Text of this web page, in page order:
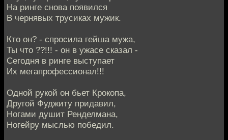
На ринге снова появился
В чернявых трусиках мужик.
Кто он? - спросила гейша мужа,
Ты что ??!!! - он в ужасе сказал -
Сегодня в ринге выступает
Их мегапрофессионал!!!
Одной рукой он бьет Крокопа,
Другой Фуджиту придавил,
Ногами душит Ренделмана,
Ногейру мыслью победил.